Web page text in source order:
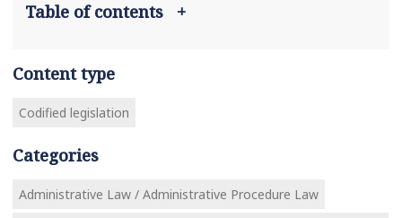
Table of contents +
Content type
Codified legislation
Categories
Administrative Law / Administrative Procedure Law